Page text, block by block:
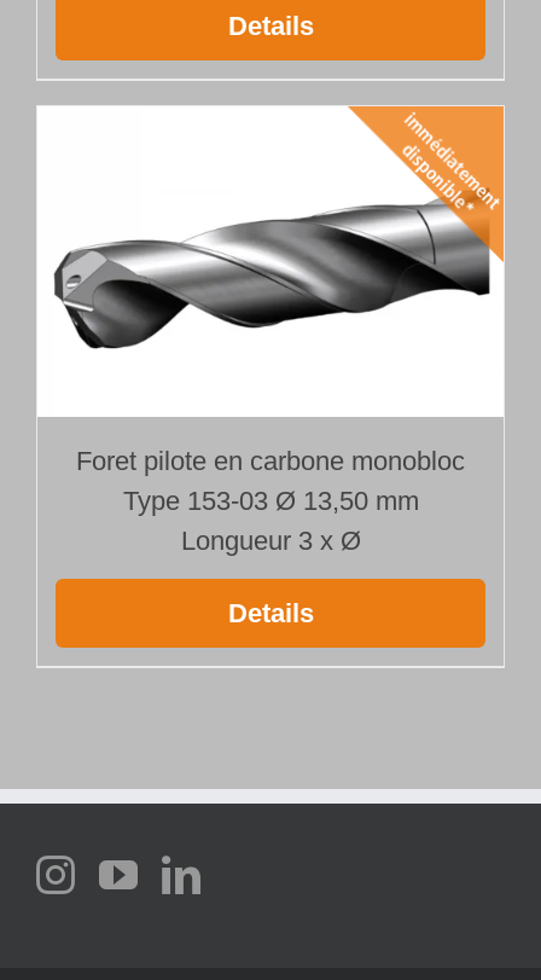
Details
Foret pilote en carbone monobloc
Type 153-03 Ø 13,50 mm
Longueur 3 x Ø
Details